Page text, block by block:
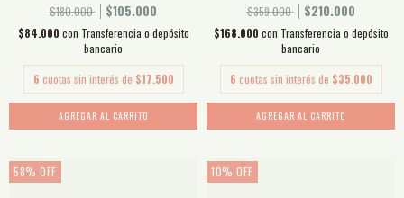
$180.000
$105.000
$84.000 con Transferencia o depósito
bancario
6 cuotas sin interés de $17.500
AGREGAR AL CARRITO
$359.000
$210.000
$168.000 con Transferencia o depósito
bancario
6 cuotas sin interés de $35.000
AGREGAR AL CARRITO
58% OFF 10% OFF